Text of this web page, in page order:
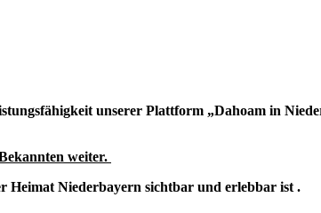
unserer Plattform „Dahoam in
weiter.
Heimat Niederbayern sichtbar und erlebbar ist .